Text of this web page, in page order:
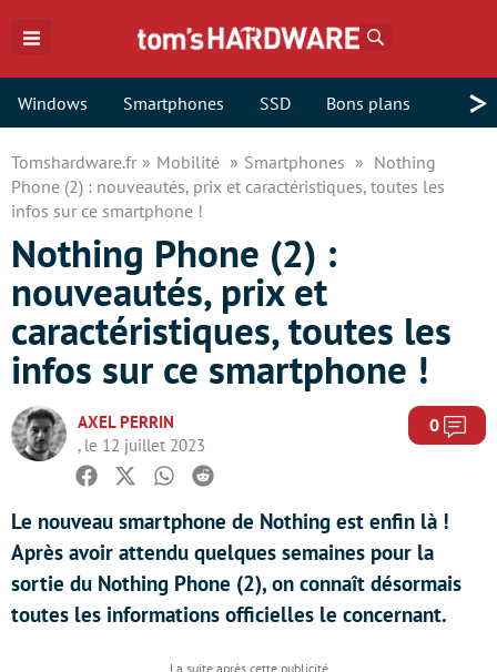
Windows Smartphones SSD Bons plans >
Tomshardware.fr Mobilité Smartphones
Nothing
Phone (2) : nouveautés, prix et caractéristiques, toutes les
infos sur ce smartphone !
Nothing Phone (2) :
nouveautés, prix et
caractéristiques, toutes les
infos sur ce smartphone !
AXEL PERRIN
, le 12 juillet 2023
0
Facebook
TwitterWhatsapp
Reddit
Le nouveau smartphone de Nothing est enfin là !
Après avoir attendu quelques semaines pour la
sortie du Nothing Phone (2), on connaît désormais
toutes les informations officielles le concernant.